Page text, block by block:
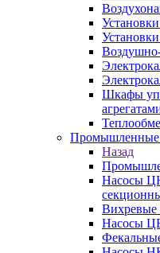
Шкафы
Промышленные
Назад
Насосы
Вихревые
Насосы